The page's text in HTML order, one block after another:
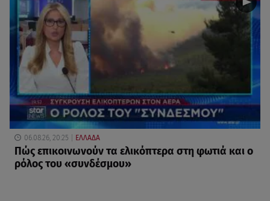
06.08.26, 20:25 ΕΛΛΑΔΑ
Πώς επικοινωνούν τα ελικόπτερα στη φωτιά και ο
ρόλος του «συνδέσμου»